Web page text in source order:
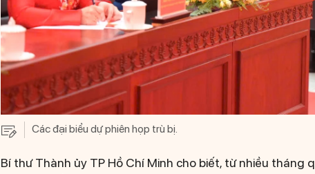
Các đại biểu dự phiên họp trù bị.
Bí thư Thành ủy TP Hồ Chí Minh cho biết, từ nhiều tháng